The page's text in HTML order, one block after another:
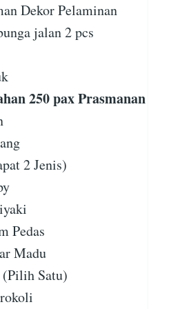
Dekor Pelaminan
jalan 2 pcs
250 pax Prasmanan
2 Jenis)
Pedas
Madu
Satu)